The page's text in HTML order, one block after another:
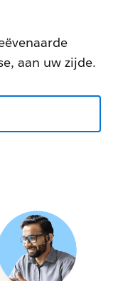
aan uw zijde.